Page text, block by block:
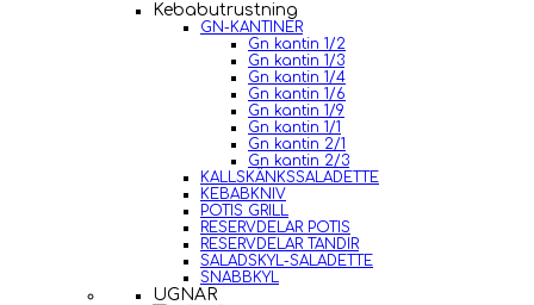
Kebabutrustning
GN-KANTINER
Gn kantin 1/2
Gn kantin 1/3
Gn kantin 1/4
Gn kantin 1/6
Gn kantin 1/9
Gn kantin 1/1
Gn kantin 2/1
Gn kantin 2/3
KALLSKÄNKSSALADETTE
KEBABKNIV
POTIS GRILL
RESERVDELAR POTIS
RESERVDELAR TANDIR
SALADSKYL-SALADETTE
SNABBKYL
UGNAR